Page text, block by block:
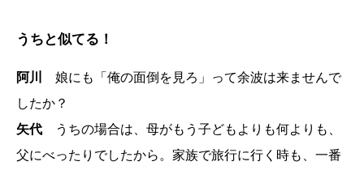
うちと似てる！
阿川
娘にも「俺の面倒を見ろ」って余波は来ませんで
したか？
矢代 うちの場合は、母がもう子どもよりも何よりも、
父にべったりでしたから。家族で旅行に行く時も、一番